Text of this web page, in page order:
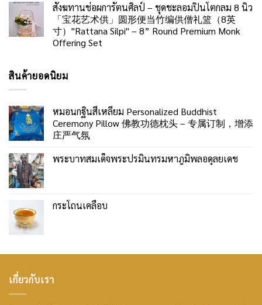
สังฆทานช่อผการัตนศิลป์ – ชุดชะลอมปิ่นโตกลม 8 นิ้ว
「宝花艺术供」圆形便当竹编供僧礼篮（8英
寸）"Rattana Silpi" – 8” Round Premium Monk
Offering Set
สินค้ายอดนิยม
หมอนกฐินสี่เหลี่ยม Personalized Buddhist
Ceremony Pillow 佛教功德枕头 – 专属订制，增添
庄严气氛
พระบาทสมเด็จพระปรมินทรมหาภูมิพลอดุลยเดช
กระโถนเคลือบ
เกี่ยวกับเรา